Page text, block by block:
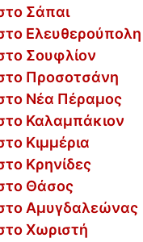
Σάπαι
Ελευθερούπολη
Σουφλίον
Προσοτσάνη
Νέα Πέραμος
Καλαμπάκιον
Κιμμέρια
Κρηνίδες
Θάσος
Αμυγδαλεώνας
Χωριστή